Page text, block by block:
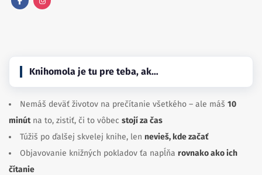
Knihomola je tu pre teba, ak…
Nemáš deväť životov na prečítanie všetkého – ale máš 10
minútna to, zistiť, či to vôbec stojí za čas
Túžiš po ďalšej skvelej knihe, len nevieš, kde začať
Objavovanie knižných pokladov ťa napĺňa rovnako ako ich
čítanie